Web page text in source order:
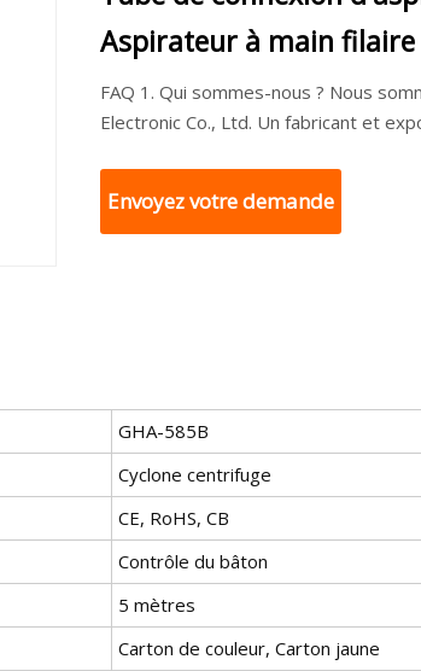
Aspirateur à main
FAQ 1. Qui sommes-nous ? Nous sommes Ningbo Shidian
Electronic Co., Ltd. Un
Envoyez votre demande
GHA-585B
Cyclone centrifuge
CE, RoHS, CB
Contrôle du bâton
5 mètres
Carton de couleur, Carton jaune